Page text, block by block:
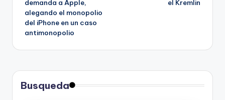
entradas
demanda a Apple,
alegando el monopolio
del iPhone en un caso
antimonopolio
el Kremlin
Busqueda